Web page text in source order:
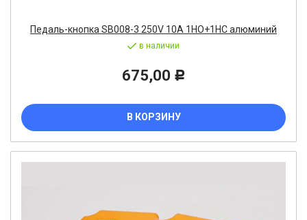
Педаль-кнопка SB008-3 250V 10A 1НО+1НС алюминий
в наличии
675,00 Р
В КОРЗИНУ